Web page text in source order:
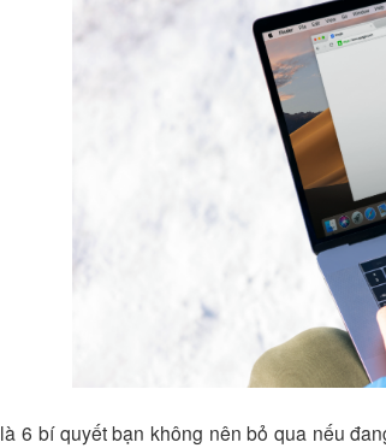
6 bí quyết bạn không nên bỏ qua nếu